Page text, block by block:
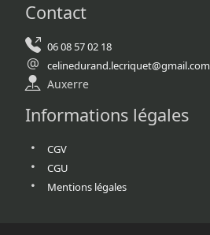
Contact
06 08 57 02 18
celinedurand.lecriquet@gmail.com
Auxerre
Informations légales
CGV
CGU
Mentions légales